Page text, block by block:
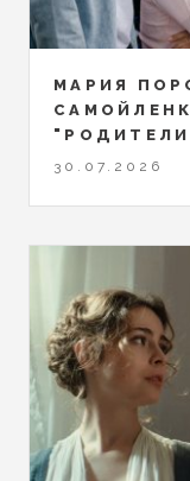
МАРИЯ
30.07.2026